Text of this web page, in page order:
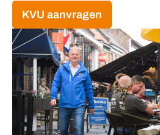
KVU aanvragen